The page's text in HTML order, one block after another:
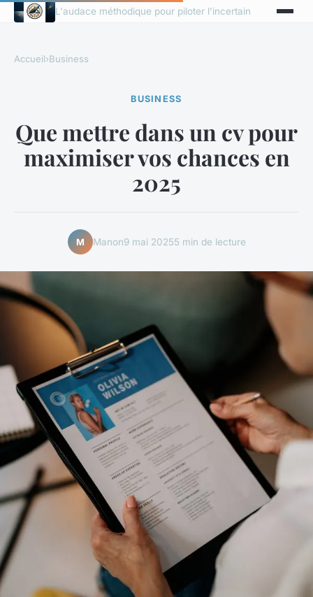
L'audace méthodique pour piloter l'incertain
Accueil›Business
BUSINESS
Que mettre dans un cv pour
maximiser vos chances en
2025
M Manon9 mai 20255 min de lecture